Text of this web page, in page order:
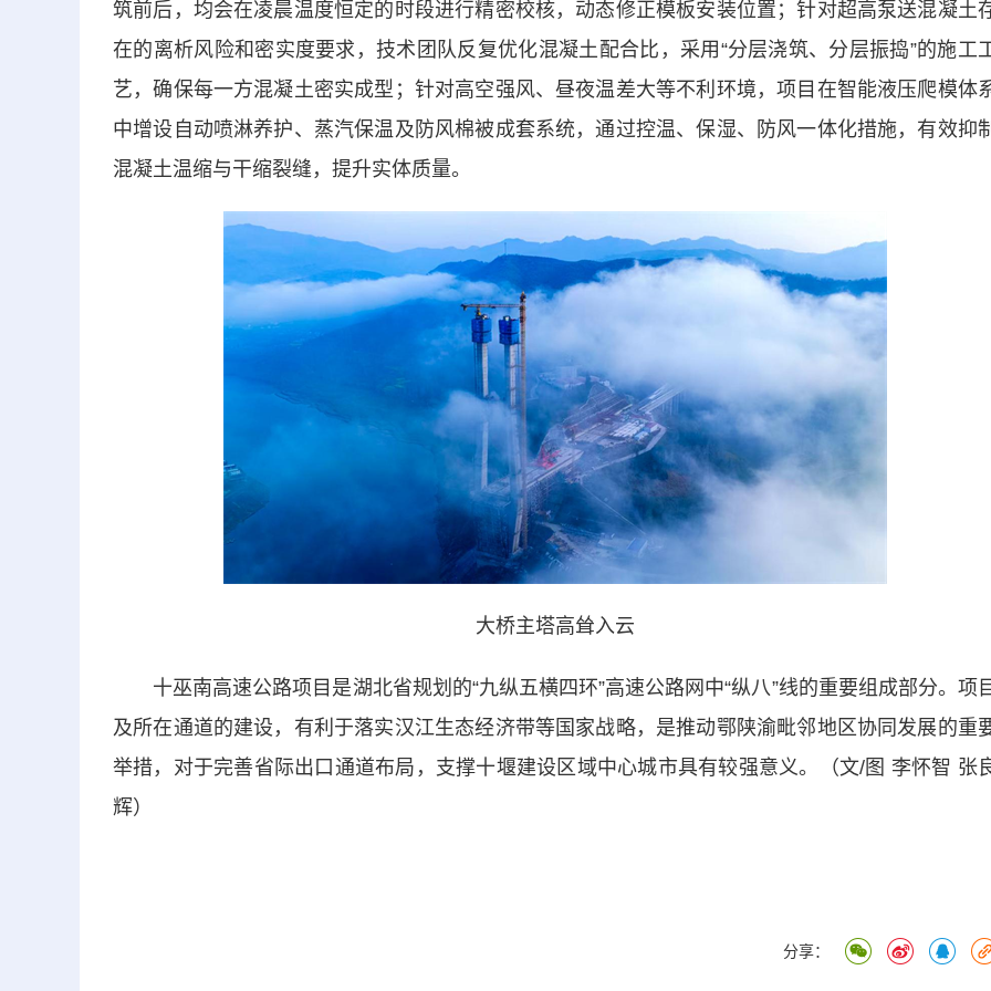
筑前后，均会在凌晨温度恒定的时段进行精密校核，动态修正模板安装位置；针对超高泵送混凝土
在的离析风险和密实度要求，技术团队反复优化混凝土配合比，采用“分层浇筑、分层振捣”的施工
艺，确保每一方混凝土密实成型；针对高空强风、昼夜温差大等不利环境，项目在智能液压爬模体
中增设自动喷淋养护、蒸汽保温及防风棉被成套系统，通过控温、保湿、防风一体化措施，有效抑
混凝土温缩与干缩裂缝，提升实体质量。
大桥主塔高耸入云
十巫南高速公路项目是湖北省规划的“九纵五横四环”高速公路网中“纵八”线的重要组成部分。项
及所在通道的建设，有利于落实汉江生态经济带等国家战略，是推动鄂陕渝毗邻地区协同发展的重
举措，对于完善省际出口通道布局，支撑十堰建设区域中心城市具有较强意义。（文/图 李怀智 张
辉）
分享：